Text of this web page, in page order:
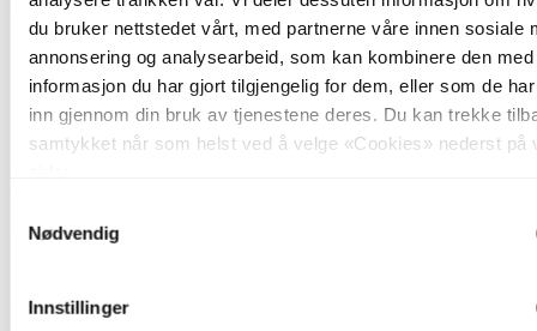
du bruker nettstedet vårt, med partnerne våre innen sosiale
annonsering og analysearbeid, som kan kombinere den med
informasjon du har gjort tilgjengelig for dem, eller som de
inn gjennom din bruk av tjenestene deres. Du kan trekke
samtykket når som helst ved å velge «Cookies» nederst på
Nødvendig
Innstillinger